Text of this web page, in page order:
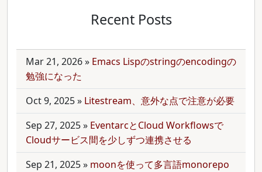
Recent Posts
Mar 21, 2026» Emacs Lispのstringのencodingの
勉強になった
Oct 9, 2025» Litestream、意外な点で注意が必要
Sep 27, 2025» EventarcとCloud Workflowsで
Cloudサービス間を少しずつ連携させる
Sep 21, 2025» moonを使って多言語monorepo